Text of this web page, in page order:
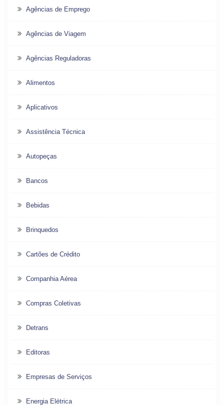
Agências de Emprego
Agências de Viagem
Agências Reguladoras
Alimentos
Aplicativos
Assistência Técnica
Autopeças
Bancos
Bebidas
Brinquedos
Cartões de Crédito
Companhia Aérea
Compras Coletivas
Detrans
Editoras
Empresas de Serviços
Energia Elétrica